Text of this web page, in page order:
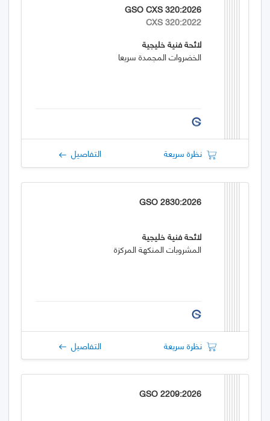
GSO CXS 320:2026
CXS 320:2022
لائحة فنية خليجية
الخضروات المجمدة سريعا
نظرة سريعة التفاصيل
GSO 2830:2026
لائحة فنية خليجية
المشروبات المنكهة المركزة
نظرة سريعة التفاصيل
GSO 2209:2026